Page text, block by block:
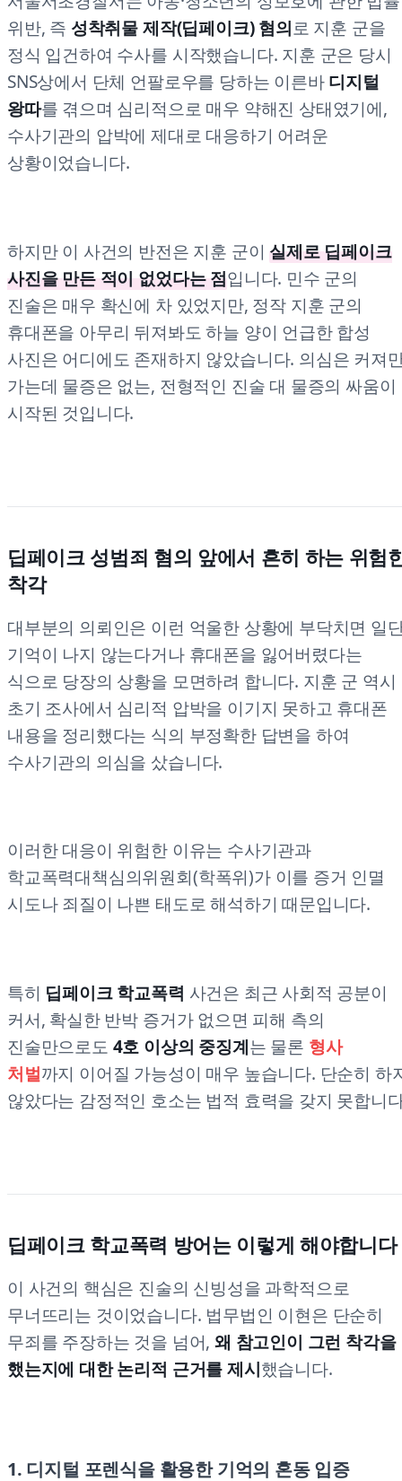
위반, 즉 성착취물 제작(딥페이크) 혐의로 지훈 군을
정식 입건하여 수사를 시작했습니다. 지훈 군은 당시
SNS상에서 단체 언팔로우를 당하는 이른바디지털
왕따를 겪으며 심리적으로 매우 약해진 상태였기에,
수사기관의 압박에 제대로 대응하기 어려운
상황이었습니다.
하지만 이 사건의 반전은 지훈 군이실제로 딥페이크
사진을 만든 적이 없었다는 점입니다. 민수 군의
진술은 매우 확신에 차 있었지만, 정작 지훈 군의
휴대폰을 아무리 뒤져봐도 하늘 양이 언급한 합성
사진은 어디에도 존재하지 않았습니다. 의심은 커져
가는데 물증은 없는, 전형적인 진술 대 물증의 싸움이
시작된 것입니다.
딥페이크 성범죄 혐의 앞에서 흔히 하는 위험
착각
대부분의 의뢰인은 이런 억울한 상황에 부닥치면 일
기억이 나지 않는다거나 휴대폰을 잃어버렸다는
식으로 당장의 상황을 모면하려 합니다. 지훈 군 역시
초기 조사에서 심리적 압박을 이기지 못하고 휴대폰
내용을 정리했다는 식의 부정확한 답변을 하여
수사기관의 의심을 샀습니다.
이러한 대응이 위험한 이유는 수사기관과
학교폭력대책심의위원회(학폭위)가 이를 증거 인멸
시도나 죄질이 나쁜 태도로 해석하기 때문입니다.
특히 딥페이크 학교폭력 사건은 최근 사회적 공분이
커서, 확실한 반박 증거가 없으면 피해 측의
진술만으로도 4호 이상의 중징계는 물론 형사
처벌까지 이어질 가능성이 매우 높습니다. 단순히 하
않았다는 감정적인 호소는 법적 효력을 갖지 못합니
딥페이크 학교폭력 방어는 이렇게 해야합니다
이 사건의 핵심은 진술의 신빙성을 과학적으로
무너뜨리는 것이었습니다. 법무법인 이현은 단순히
무죄를 주장하는 것을 넘어, 왜 참고인이 그런 착각을
했는지에 대한 논리적 근거를 제시했습니다.
1. 디지털 포렌식을 활용한 기억의 혼동 입증